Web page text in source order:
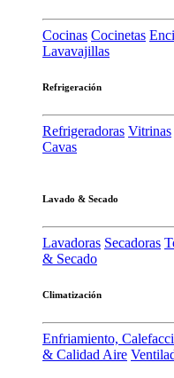
Cocinas Cocinetas
Lavavajillas
Refrigeración
Refrigeradoras Vitrinas
Cavas
Lavado & Secado
Lavadoras Secadoras
& Secado
Climatización
Enfriamiento,
& Calidad Aire